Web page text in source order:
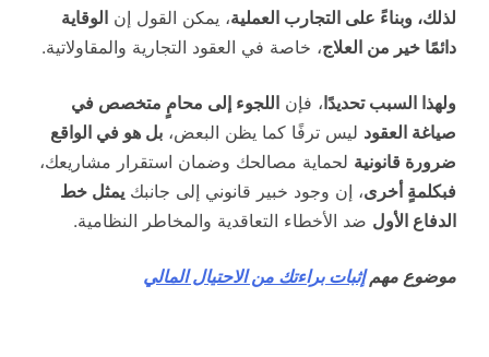
لذلك، وبناءً على التجارب العملية، يمكن القول إن الوقاية
دائمًا خير من العلاج، خاصة في العقود التجارية والمقاولاتية.
ولهذا السبب تحديدًا، فإن اللجوء إلى محامٍ متخصص في
صياغة العقود ليس ترفًا كما يظن البعض، بل هو في الواقع
ضرورة قانونية لحماية مصالحك وضمان استقرار مشاريعك،
فبكلمةٍ أخرى، إن وجود خبير قانوني إلى جانبك يمثل خط
الدفاع الأول ضد الأخطاء التعاقدية والمخاطر النظامية.
موضوع مهمإثبات براءتك من الاحتيال المالي